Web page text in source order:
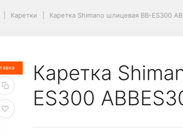
Каретки Каретка Shimano шлицевая BB-ES300
Каретка
ES300